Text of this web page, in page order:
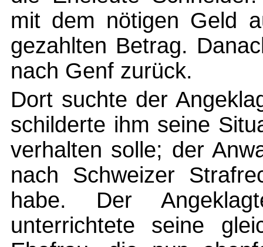
mit dem nötigen Geld
gezahlten Betrag.
nach Genf zurück.
Dort suchte der
schilderte ihm seine
verhalten solle; der
nach Schweizer
habe. Der
unterrichtete seine